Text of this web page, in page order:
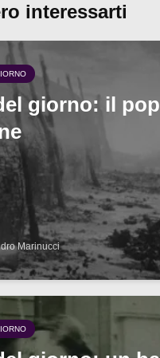
interessarti
giorno: il
Marinucci